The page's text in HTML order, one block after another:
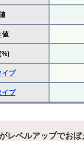
値
イプ
イプ
レベルアップでお